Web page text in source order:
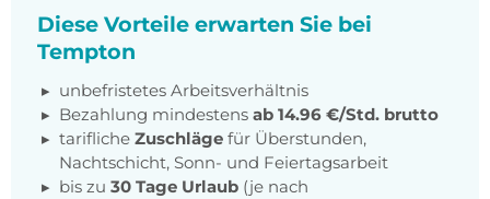
Diese Vorteile erwarten Sie bei
Tempton
unbefristetes Arbeitsverhältnis
Bezahlung mindestens ab 14.96 €/Std. brutto
tarifliche Zuschläge für Überstunden,
Nachtschicht, Sonn- und Feiertagsarbeit
bis zu 30 Tage Urlaub (je nach